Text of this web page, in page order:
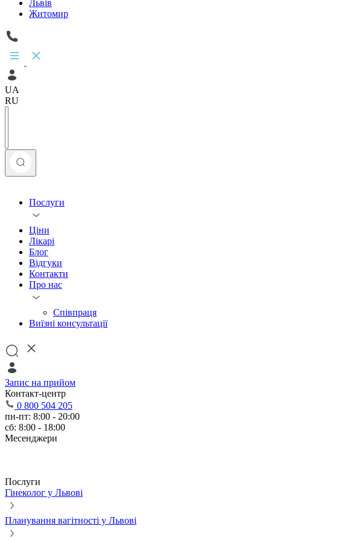
Львів
Житомир
UA
RU
Послуги
Ціни
Лікарі
Блог
Відгуки
Контакти
Про нас
Співпраця
Виїзні консультації
Запис на прийом
Контакт-центр
0 800 504 205
пн-пт: 8:00 - 20:00
сб: 8:00 - 18:00
Месенджери
Послуги
Гінеколог у Львові
Планування вагітності у Львові